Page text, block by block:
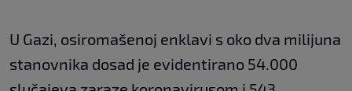
U Gazi, osiromašenoj enklavi s oko dva milijuna
stanovnika dosad je evidentirano 54.000